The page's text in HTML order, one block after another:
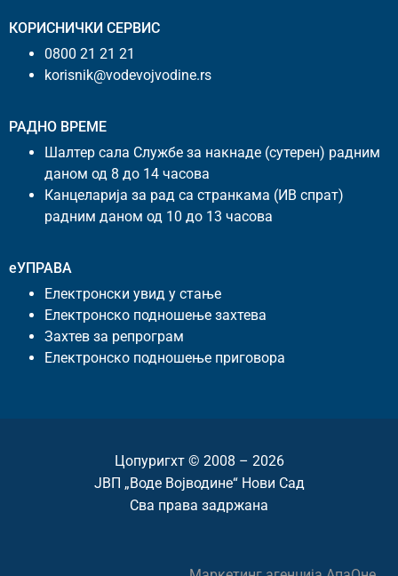
КОРИСНИЧКИ СЕРВИС
0800 21 21 21
korisnik@vodevojvodine.rs
РАДНО ВРЕМЕ
Шалтер сала Службе за накнаде (сутерен) радним
даном од 8 до 14 часова
Канцеларија за рад са странкама (ИВ спрат)
радним даном од 10 до 13 часова
еУПРАВА
Електронски увид у стање
Електронско подношење захтева
Захтев за репрограм
Електронско подношење приговора
Цопyригхт © 2008 – 2026
ЈВП „Воде Војводине“ Нови Сад
Сва права задржана